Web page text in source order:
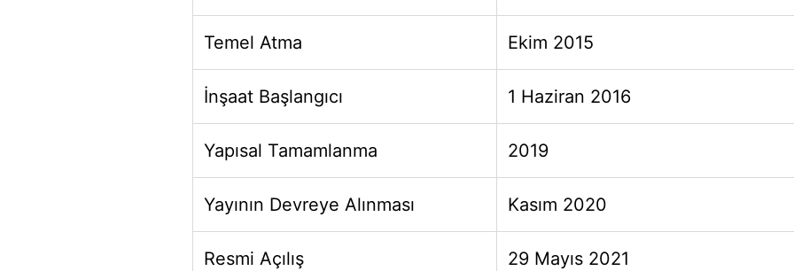
Temel Atma Ekim 2015
İnşaat Başlangıcı 1 Haziran 2016
Yapısal Tamamlanma 2019
Yayının Devreye Alınması Kasım 2020
Resmi Açılış 29 Mayıs 2021